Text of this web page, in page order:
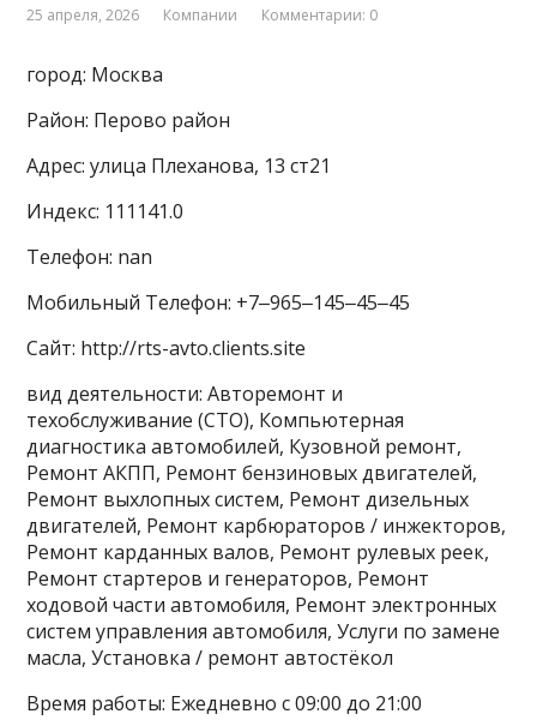
25 апреля, 2026 Компании Комментарии: 0
город: Москва
Район: Перово район
Адрес: улица Плеханова, 13 ст21
Индекс: 111141.0
Телефон: nan
Мобильный Телефон: +7‒965‒145‒45‒45
Сайт: http://rts-avto.clients.site
вид деятельности: Авторемонт и
техобслуживание (СТО), Компьютерная
диагностика автомобилей, Кузовной ремонт,
Ремонт АКПП, Ремонт бензиновых двигателей,
Ремонт выхлопных систем, Ремонт дизельных
двигателей, Ремонт карбюраторов / инжекторов,
Ремонт карданных валов, Ремонт рулевых реек,
Ремонт стартеров и генераторов, Ремонт
ходовой части автомобиля, Ремонт электронных
систем управления автомобиля, Услуги по замене
масла, Установка / ремонт автостёкол
Время работы: Ежедневно с 09:00 до 21:00